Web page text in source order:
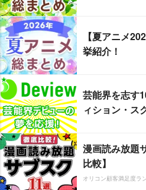
【夏アニメ
挙紹介！
芸能界を志す
ィション・ス
漫画読み放題
比較】
オリコン顧客満足度ラ